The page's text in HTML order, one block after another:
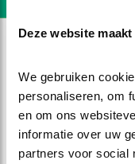
Deze website
We gebruiken
personaliseren, om
en om ons
informatie over uw
partners voor social